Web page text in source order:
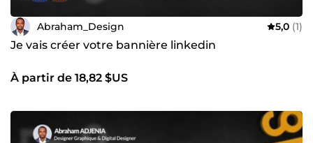
Abraham_Design 5,0 (1)
Je vais créer votre bannière linkedin
À partir de 18,82 $US